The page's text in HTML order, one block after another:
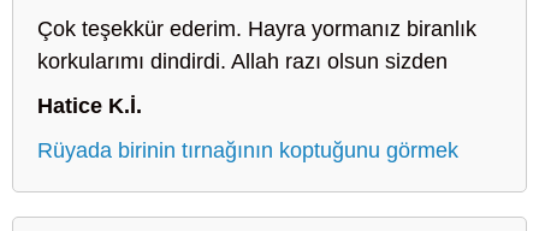
Çok teşekkür ederim. Hayra yormanız biranlık
korkularımı dindirdi. Allah razı olsun sizden
Hatice K.İ.
Rüyada birinin tırnağının koptuğunu görmek